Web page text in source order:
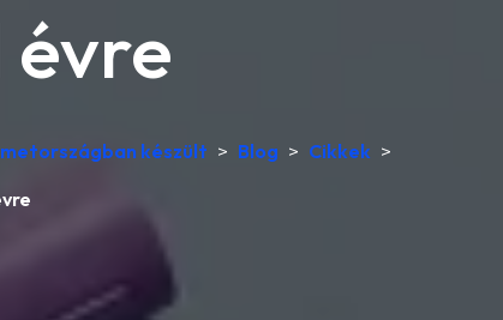
évre
készült > Blog > Cikkek >